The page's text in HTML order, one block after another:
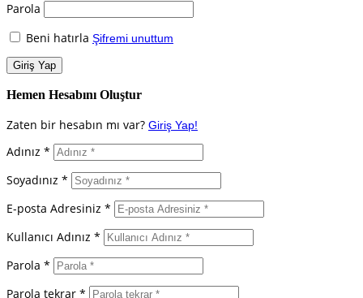
Parola
Beni hatırla Şifremi unuttum
Hemen Hesabını Oluştur
Zaten bir hesabın mı var? Giriş Yap!
Adınız *
Soyadınız *
E-posta Adresiniz *
Kullanıcı Adınız *
Parola *
Parola tekrar *